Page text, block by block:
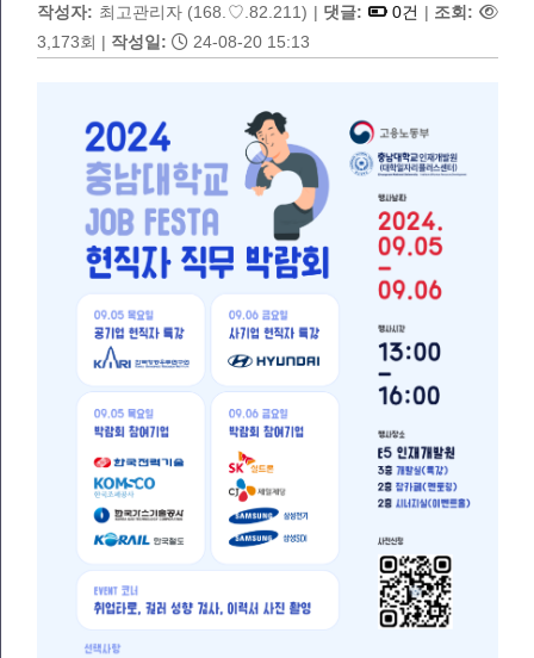
작성자: 최고관리자(168.♡.82.211) | 댓글: 0건 | 조회:
3,173회 | 작성일: 24-08-20 15:13